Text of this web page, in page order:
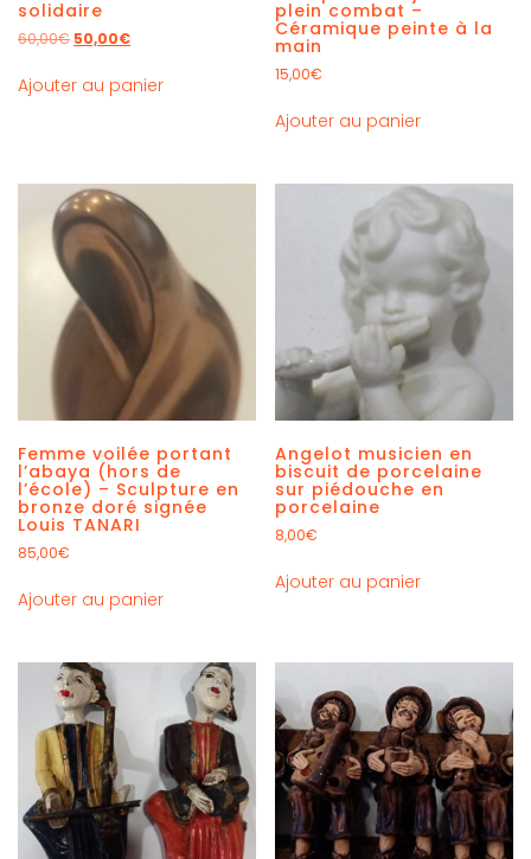
solidaire
60,00€ 50,00€
Ajouter au panier
plein combat –
Céramique peinte à la
main
15,00€
Ajouter au panier
Femme voilée portant
l’abaya (hors de
l’école) – Sculpture en
bronze doré signée
Louis TANARI
85,00€
Ajouter au panier
Angelot musicien en
biscuit de porcelaine
sur piédouche en
porcelaine
8,00€
Ajouter au panier